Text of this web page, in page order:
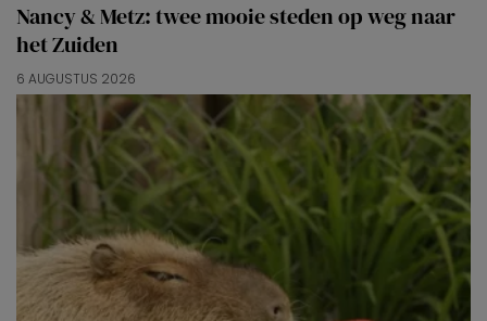
Nancy & Metz: twee mooie steden op weg naar
het Zuiden
6 AUGUSTUS 2026